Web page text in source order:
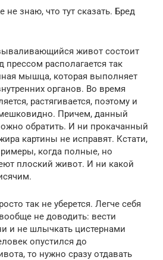
знаю, что тут сказать. Бред
живот состоит
располагается так
мышца, которая выполняет
органов. Во время
растягивается, поэтому и
Причем, данный
обратить. И ни прокачанный
картины не исправят. Кстати,
когда полные, но
плоский живот. И ни какой
так не уберется. Легче себя
не доводить: вести
и не шлычкать цистернами
опустился до
то нужно сразу отдавать